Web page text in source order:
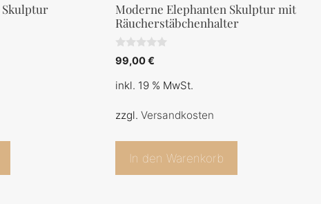
Skulptur
Moderne Elephanten Skulptur mit
Räucherstäbchenhalter
0
v
n
99,00€
inkl. 19 % MwSt.
zzgl. Versandkosten
In den Warenkorb